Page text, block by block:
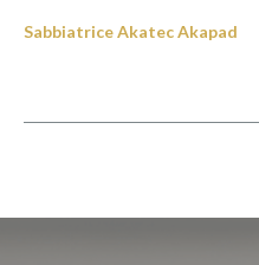
Sabbiatrice Akatec Akapad